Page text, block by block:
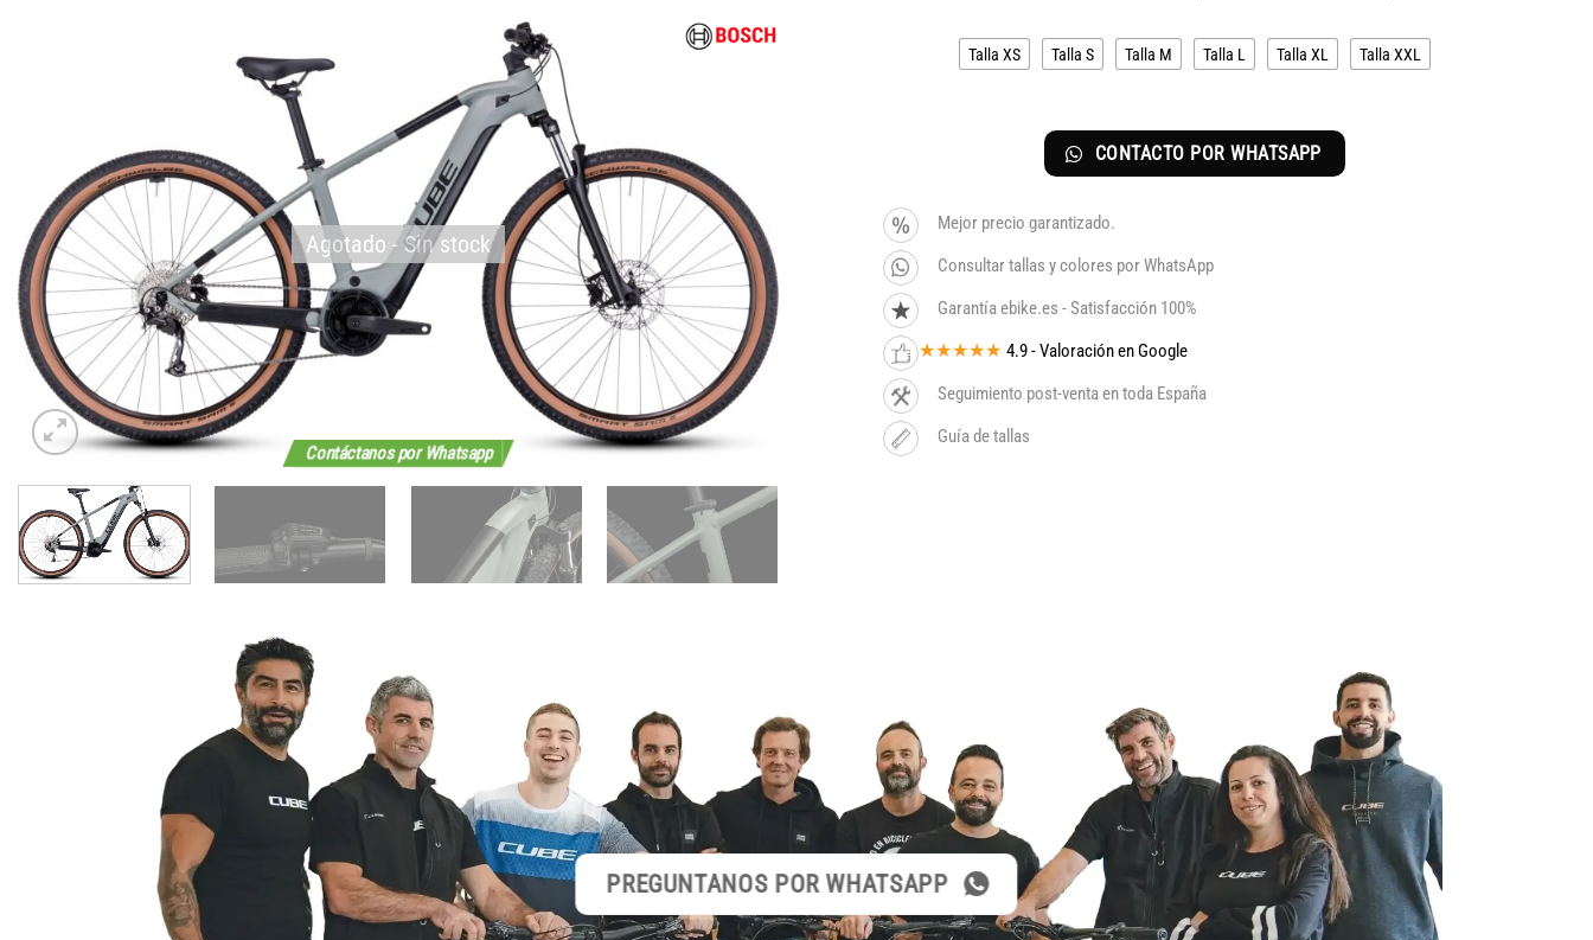
Contáctanos por Whatsapp
Agotado - Sin stock
Talla XS Talla S Talla M Talla L Talla XL Talla XXL
CONTACTO POR WHATSAPP
Mejor precio garantizado.
Consultar tallas y colores por WhatsApp
Garantía ebike.es - Satisfacción 100%
★★★★★ 4.9 - Valoración en Google
Seguimiento post-venta en toda España
Guía de tallas
PREGUNTANOS POR WHATSAPP